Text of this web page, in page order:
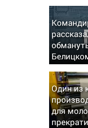
Один из
для